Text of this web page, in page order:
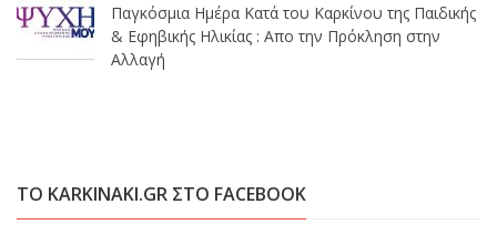
Παγκόσμια Ημέρα Κατά του Καρκίνου της Παιδικής
& Εφηβικής Ηλικίας : Απο την Πρόκληση στην
Αλλαγή
ΤΟ KARKINAKI.GR ΣΤΟ FACEBOOK